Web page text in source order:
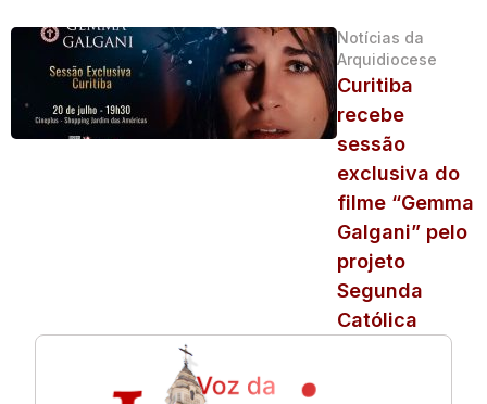
Notícias da
Arquidiocese
Curitiba
recebe
sessão
exclusiva do
filme “Gemma
Galgani” pelo
projeto
Segunda
Católica